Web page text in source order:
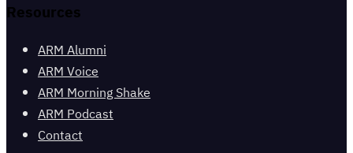
Resources
ARM Alumni
ARM Voice
ARM Morning Shake
ARM Podcast
Contact